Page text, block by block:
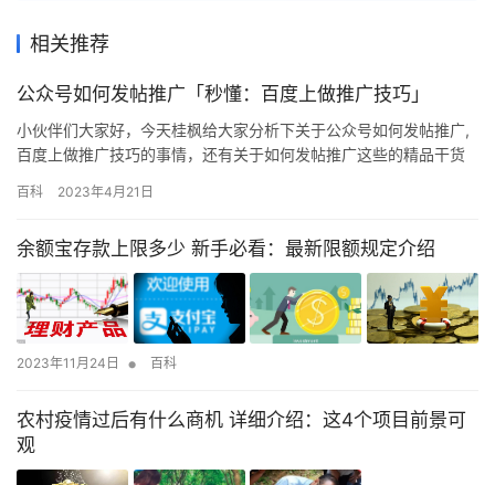
相关推荐
公众号如何发帖推广「秒懂：百度上做推广技巧」
小伙伴们大家好，今天桂枫给大家分析下关于公众号如何发帖推广,
百度上做推广技巧的事情，还有关于如何发帖推广这些的精品干货
是很重要！ 论坛总是围绕网友们所关注的热点，把网友想要知道的
式。例如：搜狐、贴吧、凤凰论坛、天涯论坛、网易、新浪、等
等，那么，…
百科 2023年4月21日
余额宝存款上限多少 新手必看：最新限额规定介绍
2023年11月24日 • 百科
农村疫情过后有什么商机 详细介绍：这4个项目前景可
观